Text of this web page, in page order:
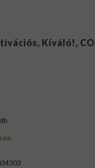
Kíváló!,